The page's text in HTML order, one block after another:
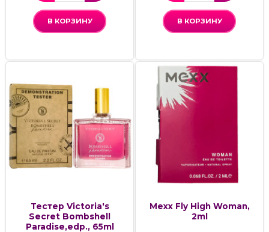
В КОРЗИНУ В КОРЗИНУ
Тестер Victoria's
Secret Bombshell
Paradise,edp., 65ml
Mexx Fly High Woman,
2ml